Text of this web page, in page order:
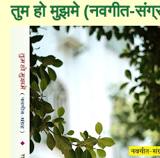
तुम हो मुझमे (नवगीत-